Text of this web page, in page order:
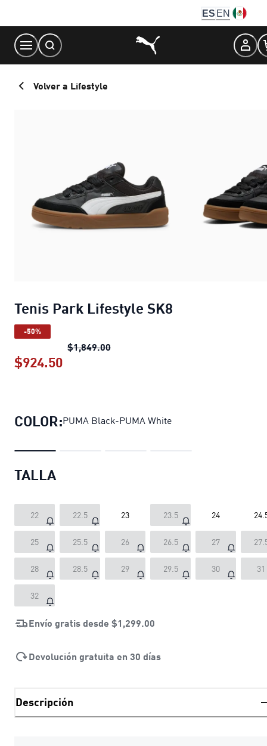
Content
ES EN
Volver a Lifestyle
Tenis Park Lifestyle SK8
-50%
$1,849.00Tenis Park Lifestyle SK8
$924.50
COLOR:PUMA Black-PUMA White
TALLA
22 22.5 23 23.5 24
25 25.5 26 26.5 27
28 28.5 29 29.5 30 31
32
Envío gratis desde $1,299.00
Devolución gratuita en 30 días
Descripción